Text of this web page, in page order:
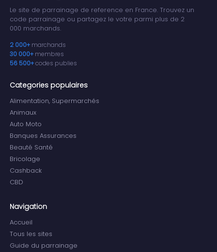
Le site de parrainage de reference en France. Trouvez un
code parrainage ou partagez le votre parmi plus de 2
000 marchands.
2 000+ marchands
30 000+ membres
56 500+codes publies
Categories populaires
Alimentation, Supermarchés
Animaux
Auto Moto
Banques Assurances
Beauté Santé
Bricolage
Cashback
CBD
Navigation
Accueil
Tous les sites
Guide du parrainage